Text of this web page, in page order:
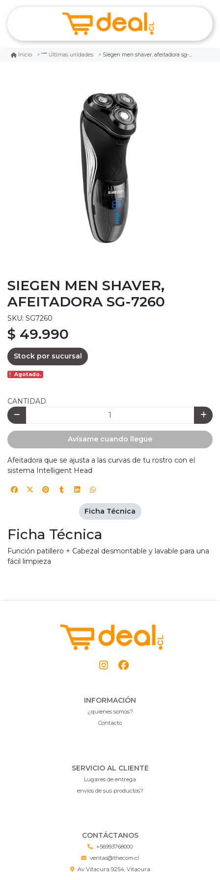
Inicio Ultimas unidades Siegen men shaver, afeitadora sg-7260
SIEGEN MEN SHAVER,
AFEITADORA SG-7260
SKU: SG7260
$ 49.990
Stock por sucursal
Agotado.
CANTIDAD
Avísame cuando llegue
Afeitadora que se ajusta a las curvas de tu rostro con el
sistema Intelligent Head
Ficha Técnica
Función patillero + Cabezal desmontable y lavable para una
fácil limpieza
Ficha Técnica
INFORMACIÓN
¿quienes somos?
Contacto
SERVICIO AL CLIENTE
Lugares de entrega
envíos de sus productos?
CONTÁCTANOS
+56993768000
ventas@thecom.cl
Av Vitacura 9254, Vitacura